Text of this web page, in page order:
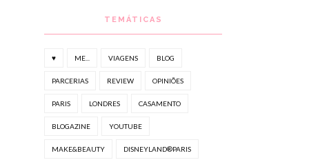
TEMÁTICAS
♥ ME... VIAGENS BLOG
PARCERIAS REVIEW OPINIÕES
PARIS LONDRES CASAMENTO
BLOGAZINE YOUTUBE
MAKE&BEAUTY DISNEYLAND®PARIS